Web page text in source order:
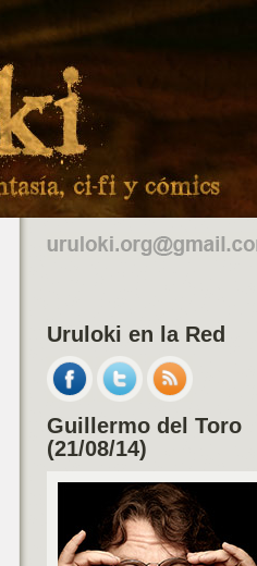
Uruloki en la Red
Guillermo del Toro
(21/08/14)